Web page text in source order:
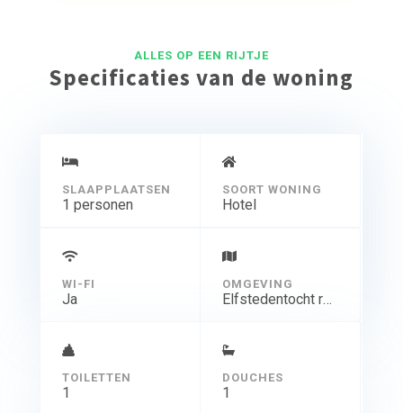
ALLES OP EEN RIJTJE
Specificaties van de woning
SLAAPPLAATSEN
1 personen
SOORT WONING
Hotel
WI-FI
Ja
OMGEVING
Elfstedentocht route
TOILETTEN
1
DOUCHES
1